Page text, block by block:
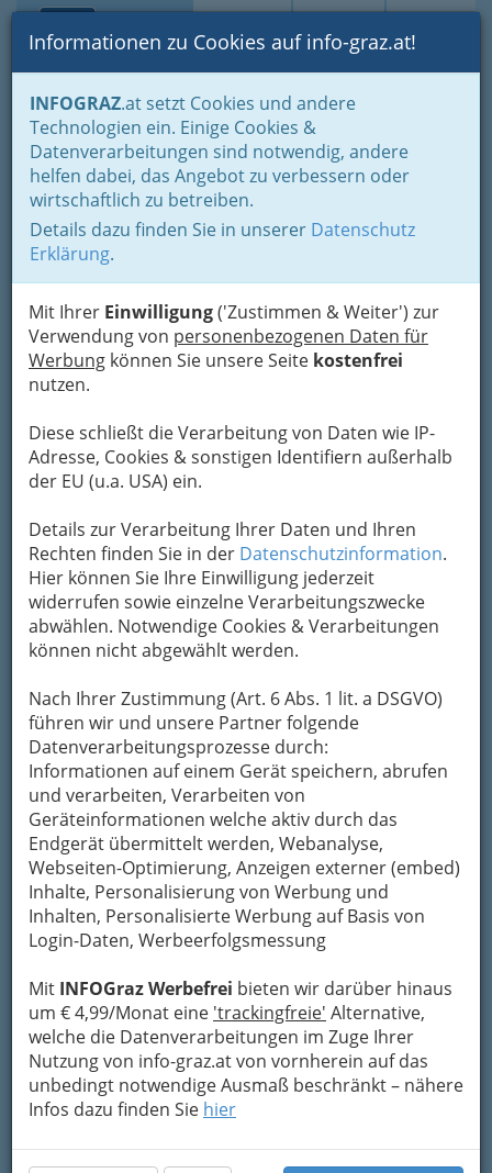
Suche Login Toggle
Informationen zu Cookies auf info-graz.at!
INFOGRAZ.at setzt Cookies und andere
Technologien ein. Einige Cookies &
Datenverarbeitungen sind notwendig, andere
helfen dabei, das Angebot zu verbessern oder
wirtschaftlich zu betreiben.
Details dazu finden Sie in unserer Datenschutz
Erklärung.
Mit Ihrer Einwilligung('Zustimmen & Weiter') zur
Verwendung von personenbezogenen Daten für
Werbung können Sie unsere Seite kostenfrei
nutzen.
Diese schließt die Verarbeitung von Daten wie IP-
Adresse, Cookies & sonstigen Identifiern außerhalb
der EU (u.a. USA) ein.
Details zur Verarbeitung Ihrer Daten und Ihren
Rechten finden Sie in der Datenschutzinformation.
Hier können Sie Ihre Einwilligung jederzeit
widerrufen sowie einzelne Verarbeitungszwecke
abwählen. Notwendige Cookies & Verarbeitungen
können nicht abgewählt werden.
Nach Ihrer Zustimmung (Art. 6 Abs. 1 lit. a DSGVO)
führen wir und unsere Partner folgende
Datenverarbeitungsprozesse durch:
Informationen auf einem Gerät speichern, abrufen
und verarbeiten, Verarbeiten von
Geräteinformationen welche aktiv durch das
Endgerät übermittelt werden, Webanalyse,
Webseiten-Optimierung, Anzeigen externer (embed)
Inhalte, Personalisierung von Werbung und
Inhalten, Personalisierte Werbung auf Basis von
Login-Daten, Werbeerfolgsmessung
Mit INFOGraz Werbefrei bieten wir darüber hinaus
um € 4,99/Monat eine 'trackingfreie' Alternative,
welche die Datenverarbeitungen im Zuge Ihrer
Nutzung von info-graz.at von vornherein auf das
unbedingt notwendige Ausmaß beschränkt – nähere
Infos dazu finden Sie hier
Home Lifestyle
Hoamat - Steiermark - unsere Heimat
Freizeit in der Steiermark
Übernachten in der Steiermark
Ferienhaus Stöflin
Sundance Chalet Resort 310, 8864
Turracherhöhe
+43 699 1041 2614
Karte
Adresse mit Google Maps anschauen
Hoamat - Steiermark
Freizeit im Winter
Übernachten in der
Steiermark
Steiermark